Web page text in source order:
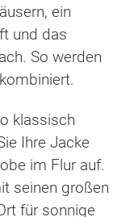
ein
und das
So werden
klassisch
Ihre Jacke
im Flur auf.
seinen großen
für sonnige